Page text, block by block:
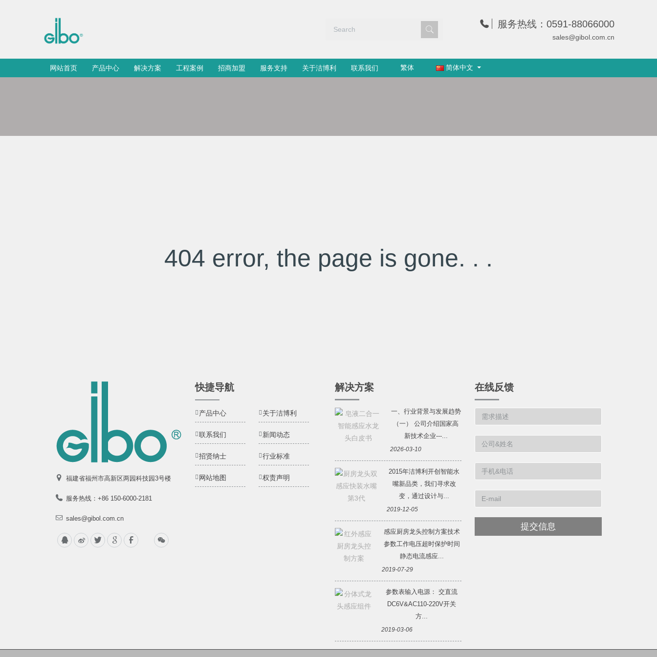
服务热线：0591-88066000
sales@gibol.com.cn
网站首页 产品中心 解决方案 工程案例 招商加盟 服务支持 关于洁博利 联系我们 繁体 简体中文
404 error, the page is gone. . .
福建省福州市高新区两园科技园3号楼
服务热线：+86 150-6000-2181
sales@gibol.com.cn
快捷导航
产品中心 关于洁博利
联系我们 新闻动态
招贤纳士 行业标准
网站地图 权责声明
解决方案
一、行业背景与发展趋势
（一） 公司介绍国家高
新技术企业---...
2026-03-10
2015年洁博利开创智能水
嘴新品类，我们寻求改
变，通过设计与...
2019-12-05
感应厨房龙头控制方案技术
参数工作电压超时保护时间
静态电流感应...
2019-07-29
参数表输入电源： 交直流
DC6V&AC110-220V开关
方...
2019-03-06
在线反馈
提交信息